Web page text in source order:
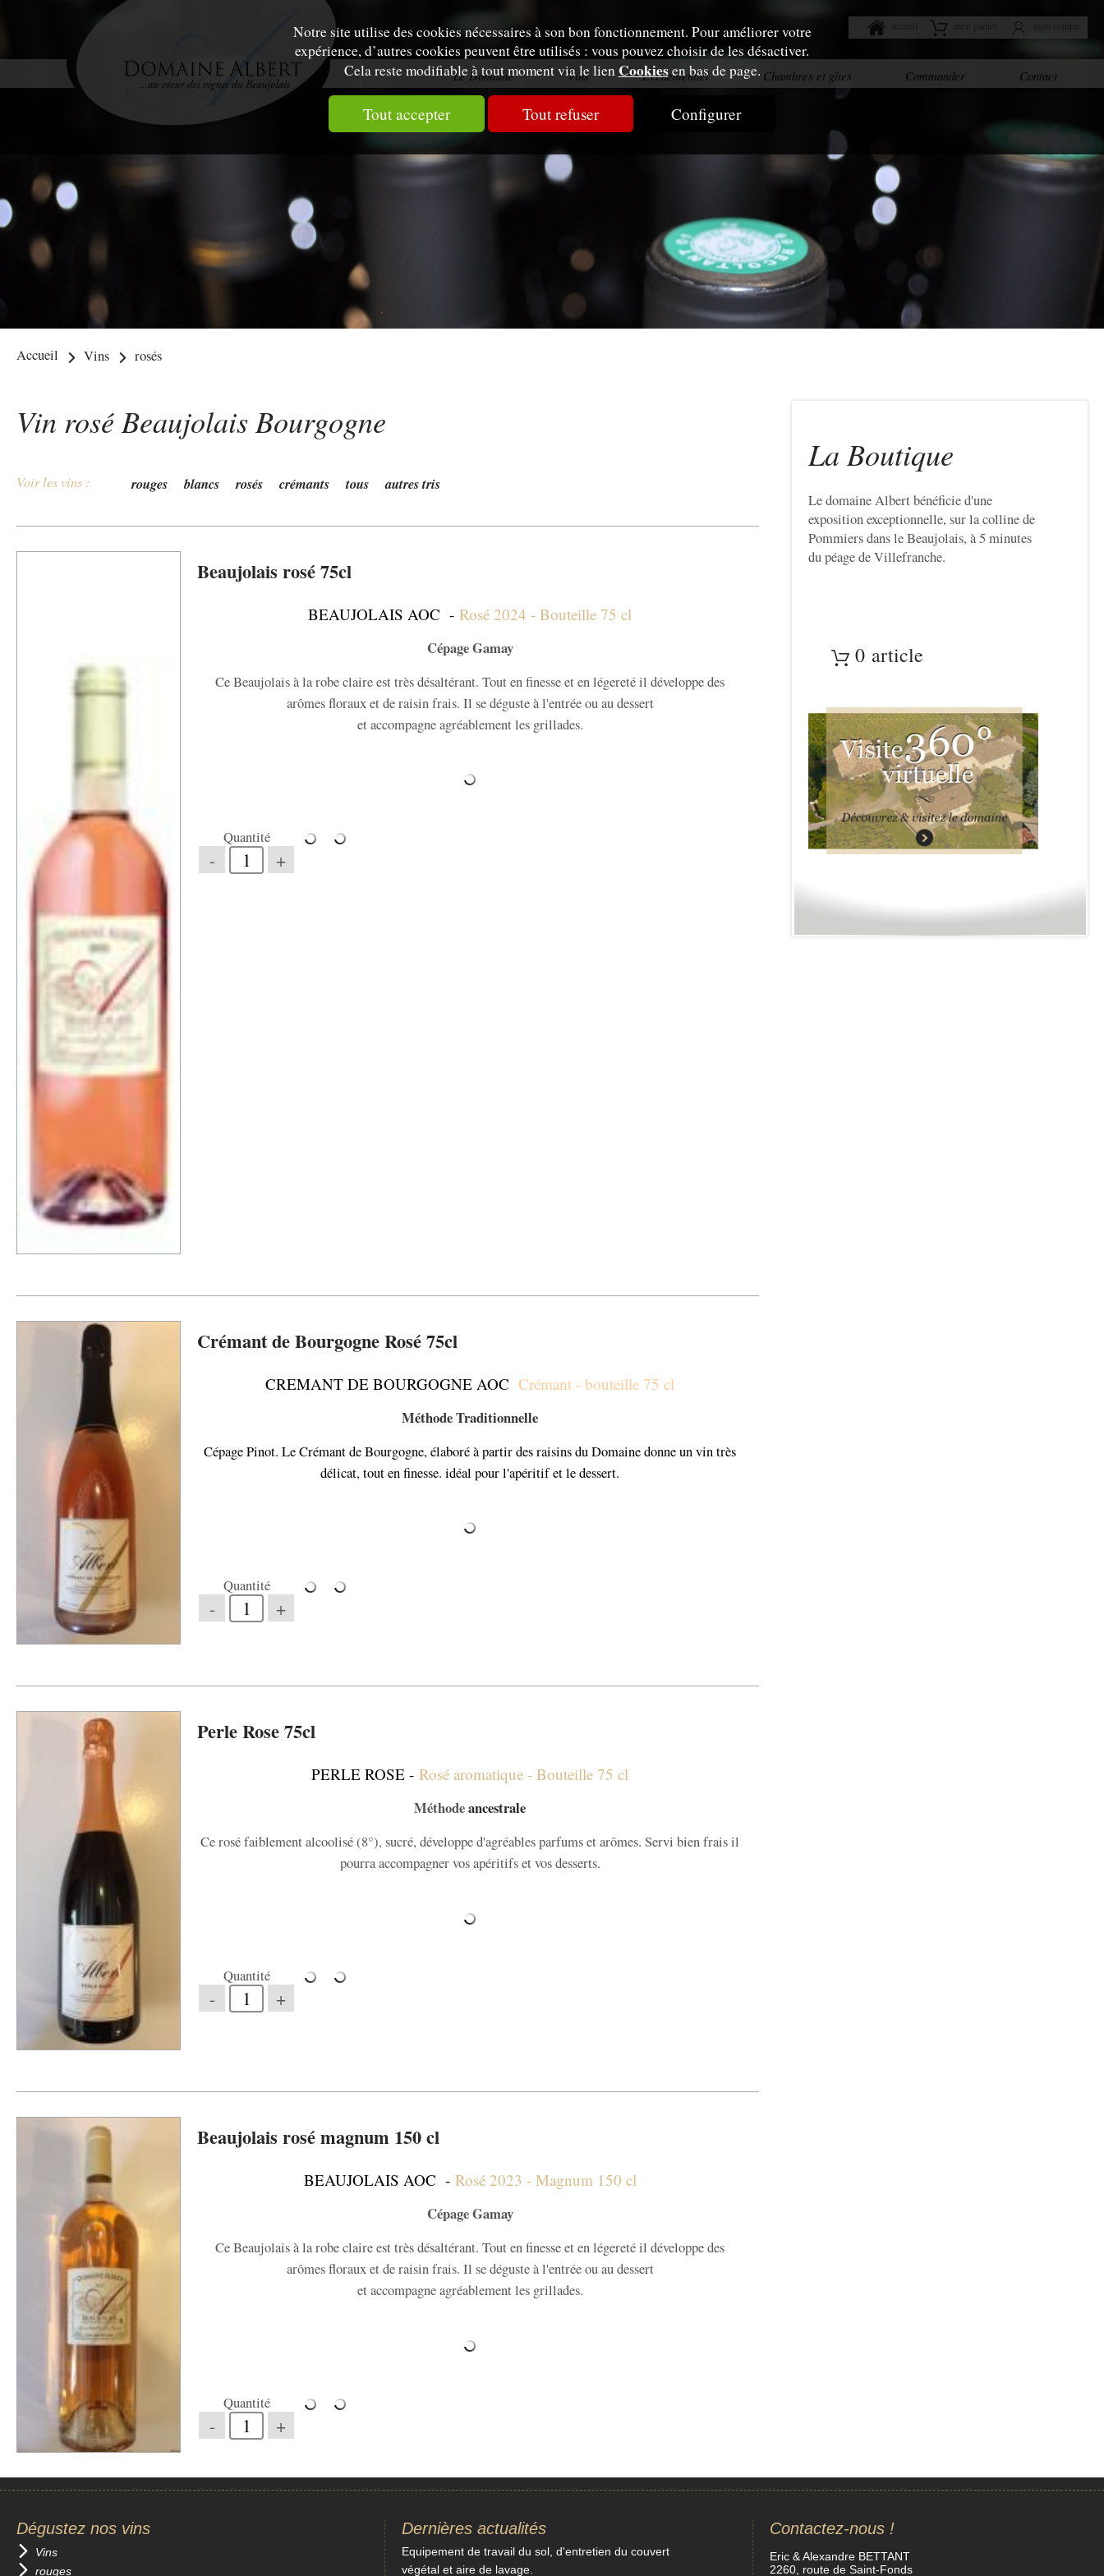
Notre site utilise des cookies nécessaires à son bon fonctionnement. Pour améliorer votre
expérience, d’autres cookies peuvent être utilisés : vous pouvez choisir de les désactiver.
Cela reste modifiable à tout moment via le lien Cookiesen bas de page.
Tout accepter Tout refuser Configurer
Le Domaine Vins Évènementiel Chambres et gîtes Commander Contact
Accueil Vins rosés
La Boutique
Le domaine Albert bénéficie d'une
exposition exceptionnelle, sur la colline de
Pommiers dans le Beaujolais, à 5 minutes
du péage de Villefranche.
0 article
Vin rosé Beaujolais Bourgogne
Voir les vins : rouges blancs rosés crémants tous autres tris
Beaujolais rosé 75cl
BEAUJOLAIS AOC - Rosé 2024 - Bouteille 75 cl
Cépage Gamay
Ce Beaujolais à la robe claire est très désaltérant. Tout en finesse et en légereté il développe des
arômes floraux et de raisin frais. Il se déguste à l'entrée ou au dessert
et accompagne agréablement les grillades.
Quantité
- +
Crémant de Bourgogne Rosé 75cl
CREMANT DE BOURGOGNE AOC Crémant - bouteille 75 cl
Méthode Traditionnelle
Cépage Pinot. Le Crémant de Bourgogne, élaboré à partir des raisins du Domaine donne un vin très
délicat, tout en finesse. idéal pour l'apéritif et le dessert.
Quantité
- +
Perle Rose 75cl
PERLE ROSE - Rosé aromatique - Bouteille 75 cl
Méthodeancestrale
Ce rosé faiblement alcoolisé (8°), sucré, développe d'agréables parfums et arômes. Servi bien frais il
pourra accompagner vos apéritifs et vos desserts.
Quantité
- +
Beaujolais rosé magnum 150 cl
BEAUJOLAIS AOC - Rosé 2023 - Magnum 150 cl
Cépage Gamay
Ce Beaujolais à la robe claire est très désaltérant. Tout en finesse et en légereté il développe des
arômes floraux et de raisin frais. Il se déguste à l'entrée ou au dessert
et accompagne agréablement les grillades.
Quantité
- +
Dégustez nos vins
Vins
rouges
Dernières actualités
Equipement de travail du sol, d'entretien du couvert
végétal et aire de lavage.
Contactez-nous !
Eric & Alexandre BETTANT
2260, route de Saint-Fonds